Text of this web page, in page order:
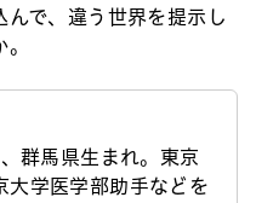
んで、違う世界を提示し
群馬県生まれ。東京
大学医学部助手などを